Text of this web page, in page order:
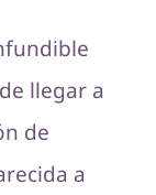
llegar a
de
a